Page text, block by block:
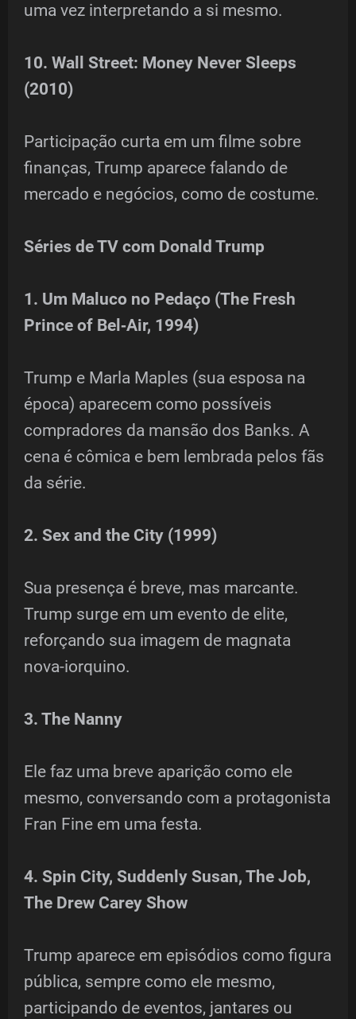
uma vez interpretando a si mesmo.
10. Wall Street: Money Never Sleeps
(2010)
Participação curta em um filme sobre
finanças, Trump aparece falando de
mercado e negócios, como de costume.
Séries de TV com Donald Trump
1. Um Maluco no Pedaço (The Fresh
Prince of Bel‑Air, 1994)
Trump e Marla Maples (sua esposa na
época) aparecem como possíveis
compradores da mansão dos Banks. A
cena é cômica e bem lembrada pelos fãs
da série.
2. Sex and the City (1999)
Sua presença é breve, mas marcante.
Trump surge em um evento de elite,
reforçando sua imagem de magnata
nova-iorquino.
3. The Nanny
Ele faz uma breve aparição como ele
mesmo, conversando com a protagonista
Fran Fine em uma festa.
4. Spin City, Suddenly Susan, The Job,
The Drew Carey Show
Trump aparece em episódios como figura
pública, sempre como ele mesmo,
participando de eventos, jantares ou